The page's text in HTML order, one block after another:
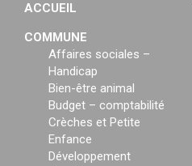
ACCUEIL
COMMUNE
Affaires sociales –
Handicap
Bien-être animal
Budget – comptabilité
Crèches et Petite
Enfance
Développement